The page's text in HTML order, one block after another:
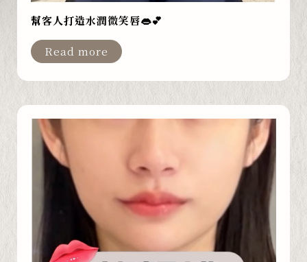
幫客人打造水潤微笑唇👄💕
Read more